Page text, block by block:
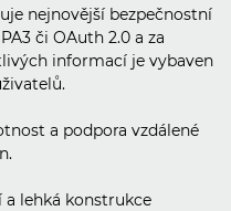
nejnovější bezpečnostní
či OAuth 2.0 a za
informací je vybaven
a podpora vzdálené
a lehká konstrukce